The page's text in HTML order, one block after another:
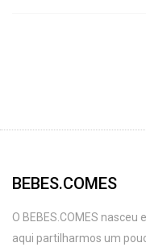
BEBES.COMES
O BEBES.COMES
aqui partilharmos um